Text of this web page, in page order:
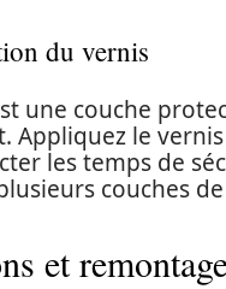
du vernis
une couche
Appliquez le
les temps de
couches
et